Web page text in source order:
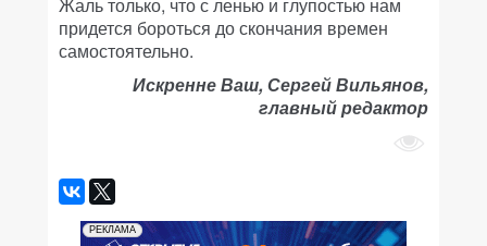
придется бороться до скончания времен
самостоятельно.
Искренне Ваш, Сергей Вильянов,
главный редактор
РЕКЛАМА